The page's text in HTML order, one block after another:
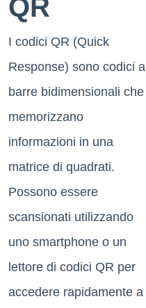
QR
I codici QR (Quick
Response) sono codici a
barre bidimensionali che
memorizzano
informazioni in una
matrice di quadrati.
Possono essere
scansionati utilizzando
uno smartphone o un
lettore di codici QR per
accedere rapidamente a